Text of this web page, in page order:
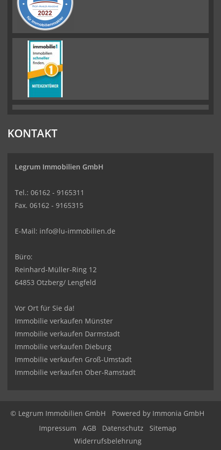
KONTAKT
Legrum Immobilien GmbH
Tel.: 06162 - 9165311
Fax. 06162 - 9165315
E-Mail: info@lu-immobilien.de
Büro:
Reinhard-Müller-Ring 12
64853 Otzberg/ Lengfeld
Vor Ort für Sie da!
Immobilie verkaufen Münster
Immobilie verkaufen Darmstadt
Immobilie verkaufen Dieburg
Immobilie verkaufen Groß-Umstadt
Immobilie verkaufen Ober-Ramstadt
© Legrum Immobilien GmbH Powered by Immonia GmbH
Impressum
AGB Datenschutz
Sitemap
Widerrufsbelehrung